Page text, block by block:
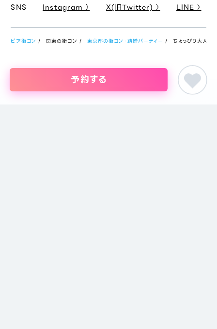
予約する
SNS Instagram 〉 X(旧Twitter) 〉 LINE 〉
ピア街コン 関東の街コン 東京都の街コン・結婚パーティー ちょっぴり大人